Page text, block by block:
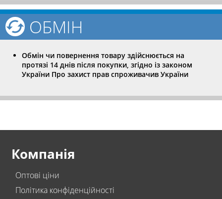
ОБМІН
Обмін чи повернення товару здійснюється на
протязі 14 днів після покупки, згідно із законом
України Про захист прав спроживачив України
Компанія
Оптові ціни
Політика конфіденційності